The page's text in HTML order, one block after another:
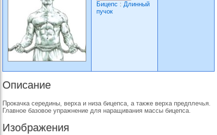
Бицепс : Длинный
пучок
Описание
Прокачка середины, верха и низа бицепса, а также верха предплечья.
Главное базовое упражнение для наращивания массы бицепса.
Изображения